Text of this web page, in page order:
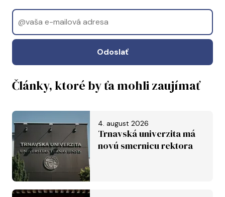
Email
Odoslať
Články, ktoré by ťa mohli zaujímať
4. august 2026
Trnavská univerzita má
novú smernicu rektora